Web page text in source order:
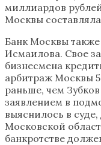
миллиардов
Москвы
Банк Москвы также
Исмаилова. Свое
бизнесмена
арбитраж Москвы
раньше, чем
заявлением в
выяснилось в
Московской
банкротстве